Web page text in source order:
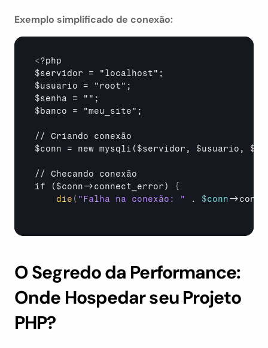
Exemplo simplificado de conexão:
<?php
$servidor = "localhost";
$usuario = "root";
$senha = "";
$banco = "meu_site";
// Criando conexão
$conn = new mysqli($servidor, $usuario,
// Checando conexão
if ($conn->connect_error)
{
die ( "Falha na conexão: " . $conn->
O Segredo da Performance:
Onde Hospedar seu Projeto
PHP?